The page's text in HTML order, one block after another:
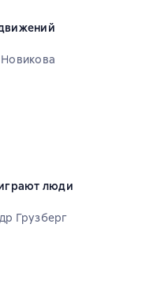
4,6 на основе 561 оценок
люди
Грузберг
4,3 на основе 1266 оценок